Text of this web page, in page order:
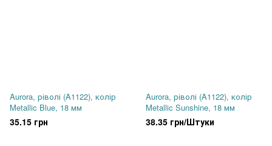
Aurora, ріволі (A1122), колір
Metallic Blue, 18 мм
35.15 грн
Aurora, ріволі (A1122), колір
Metallic Sunshine, 18 мм
38.35 грн/Штуки